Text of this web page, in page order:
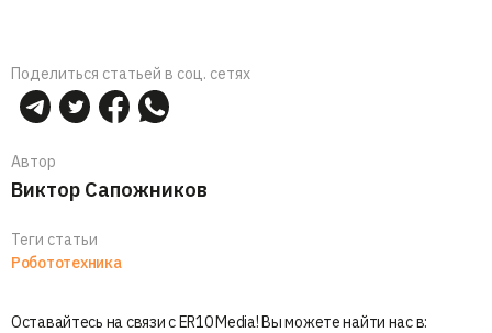
Поделиться статьей в соц. сетях
Автор
Виктор Сапожников
Теги статьи
Робототехника
Оставайтесь на связи с ER10 Media! Вы можете найти нас в: